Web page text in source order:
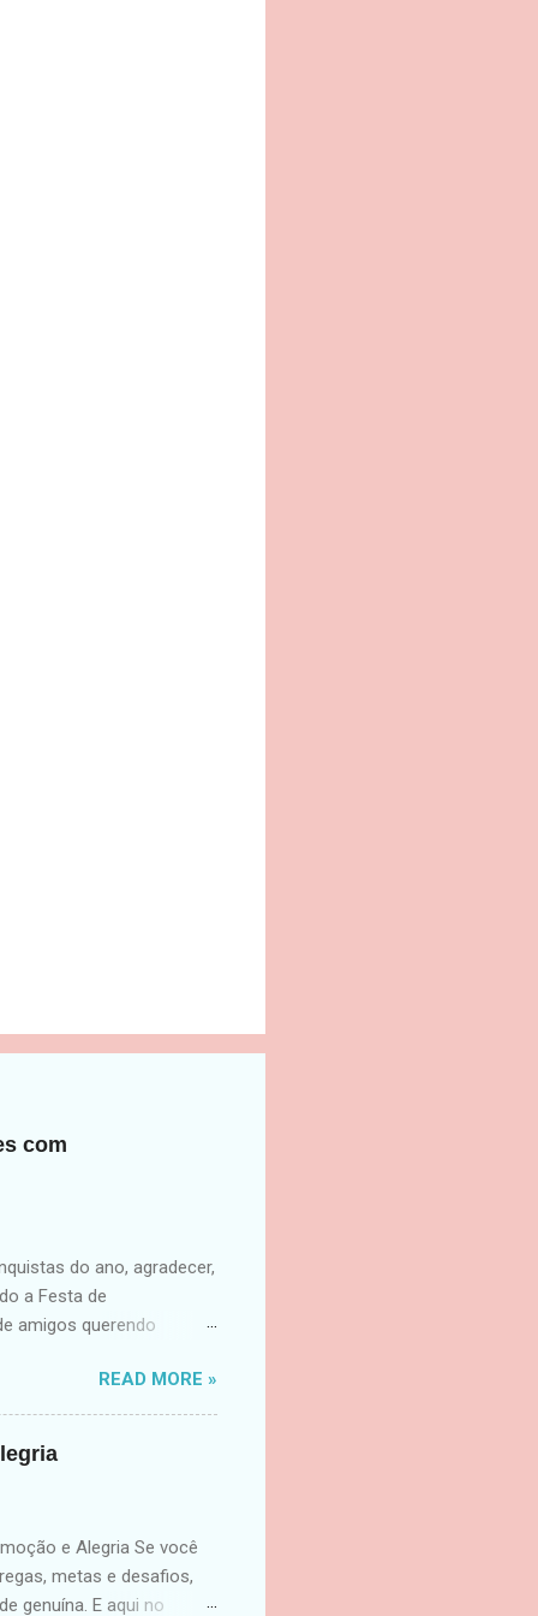
com
do ano, agradecer,
a Festa de
amigos querendo
emoção e muita
2026 com o pé direito!
e integrada. O
ações surpresa para
READ MORE »
e Alegria Se você
metas e desafios,
genuína. E aqui no